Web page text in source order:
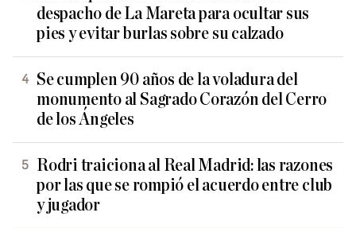
despacho de La Mareta para ocultar sus
pies y evitar burlas sobre su calzado
Se cumplen 90 años de la voladura del
monumento al Sagrado Corazón del Cerro
de los Ángeles
Rodri traiciona al Real Madrid: las razones
por las que se rompió el acuerdo entre club
y jugador